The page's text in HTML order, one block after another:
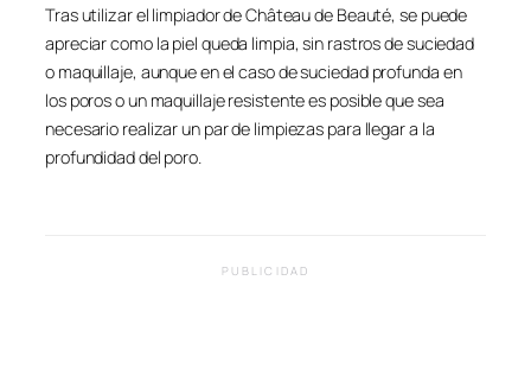
Tras utilizar el limpiador de Château de Beauté, se puede
apreciar como la piel queda limpia, sin rastros de suciedad
o maquillaje, aunque en el caso de suciedad profunda en
los poros o un maquillaje resistente es posible que sea
necesario realizar un par de limpiezas para llegar a la
profundidad del poro.
PUBLICIDAD